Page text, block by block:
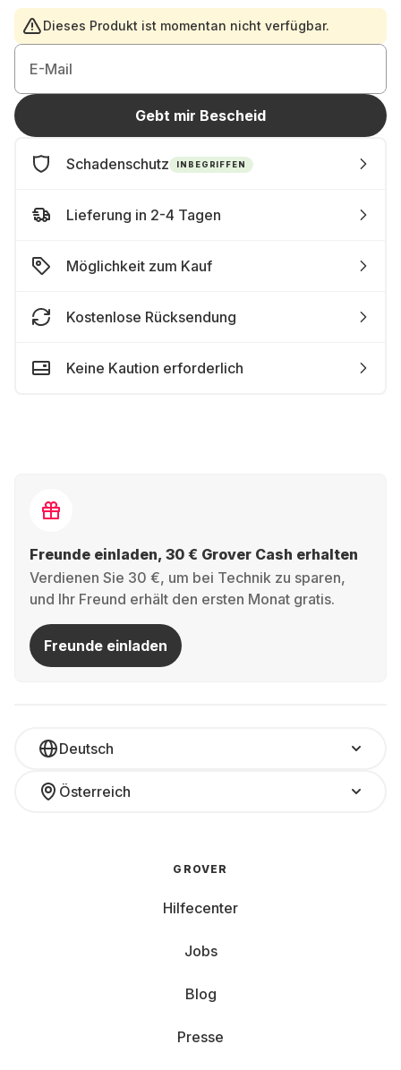
Dieses Produkt ist momentan nicht verfügbar.
E-Mail
Gebt mir Bescheid
Schadenschutz INBEGRIFFEN
Lieferung in 2-4 Tagen
Möglichkeit zum Kauf
Kostenlose Rücksendung
Keine Kaution erforderlich
Freunde einladen, 30 € Grover Cash erhalten
Verdienen Sie 30 €, um bei Technik zu sparen,
und Ihr Freund erhält den ersten Monat gratis.
Freunde einladen
Deutsch
Österreich
GROVER
Hilfecenter
Jobs
Blog
Presse